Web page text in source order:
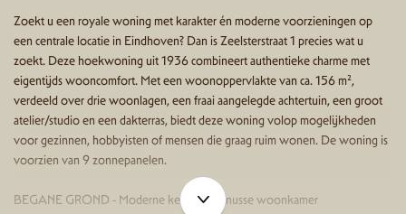
Zoekt u een royale woning met karakter én moderne voorzieningen op
een centrale locatie in Eindhoven? Dan is Zeelsterstraat 1 precies wat u
zoekt. Deze hoekwoning uit 1936 combineert authentieke charme met
eigentijds wooncomfort. Met een woonoppervlakte van ca. 156 m²,
verdeeld over drie woonlagen, een fraai aangelegde achtertuin, een groot
atelier/studio en een dakterras, biedt deze woning volop mogelijkheden
voor gezinnen, hobbyisten of mensen die graag ruim wonen. De woning is
voorzien van 9 zonnepanelen.
BEGANE GROND - Moderne keuken & knusse woonkamer